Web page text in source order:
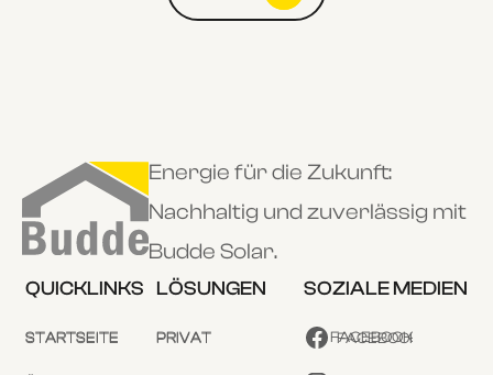
Energie für die Zukunft:
Nachhaltig und zuverlässig mit
Budde Solar.
QUICKLINKS
STARTSEITE
STARTSEITE
LÖSUNGEN
PRIVAT
PRIVAT
SOZIALE MEDIEN
FACEBOOK
FACEBOOK